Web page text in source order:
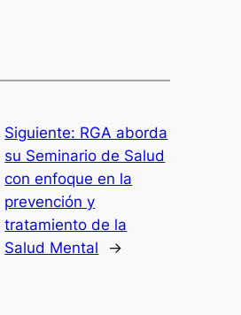
Siguiente: RGA aborda
su Seminario de Salud
con enfoque en la
prevención y
tratamiento de la
Salud Mental
→